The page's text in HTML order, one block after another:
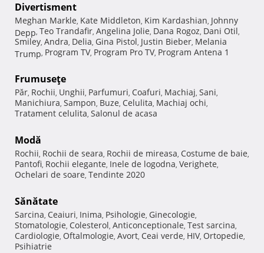
Divertisment
Meghan Markle, Kate Middleton, Kim Kardashian, Johnny
Depp, Teo Trandafir, Angelina Jolie, Dana Rogoz, Dani Otil,
Smiley, Andra, Delia, Gina Pistol, Justin Bieber, Melania
Trump, Program TV, Program Pro TV, Program Antena 1
Frumuseţe
Păr, Rochii, Unghii, Parfumuri, Coafuri, Machiaj, Sani,
Manichiura, Sampon, Buze, Celulita, Machiaj ochi,
Tratament celulita, Salonul de acasa
Modă
Rochii, Rochii de seara, Rochii de mireasa, Costume de baie,
Pantofi, Rochii elegante, Inele de logodna, Verighete,
Ochelari de soare, Tendinte 2020
Sănătate
Sarcina, Ceaiuri, Inima, Psihologie, Ginecologie,
Stomatologie, Colesterol, Anticonceptionale, Test sarcina,
Cardiologie, Oftalmologie, Avort, Ceai verde, HIV, Ortopedie,
Psihiatrie